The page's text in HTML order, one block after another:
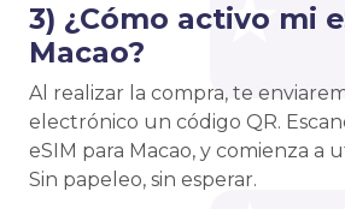
3) ¿Cómo activo mi
Macao?
Al realizar la compra, te
electrónico un código QR.
eSIM para Macao, y comienza a
Sin papeleo, sin esperar.